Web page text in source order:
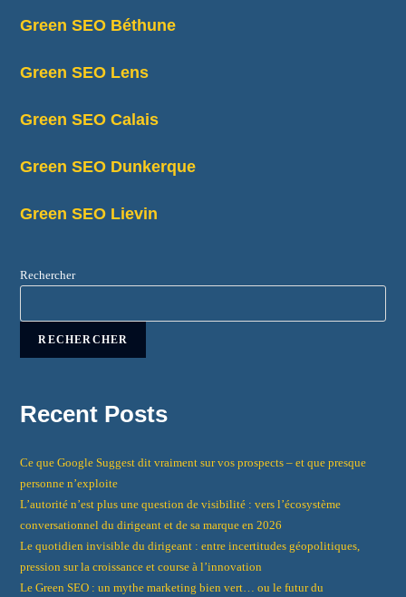
Green SEO Béthune
Green SEO Lens
Green SEO Calais
Green SEO Dunkerque
Green SEO Lievin
Rechercher
RECHERCHER
Recent Posts
Ce que Google Suggest dit vraiment sur vos prospects – et que presque
personne n’exploite
L’autorité n’est plus une question de visibilité : vers l’écosystème
conversationnel du dirigeant et de sa marque en 2026
Le quotidien invisible du dirigeant : entre incertitudes géopolitiques,
pression sur la croissance et course à l’innovation
Le Green SEO : un mythe marketing bien vert… ou le futur du